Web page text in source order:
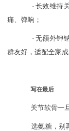
· 长效维持
痛、弹响；
· 无额外钾
群友好，适配全家成
写在最后
关节软骨一
选氨糖，别